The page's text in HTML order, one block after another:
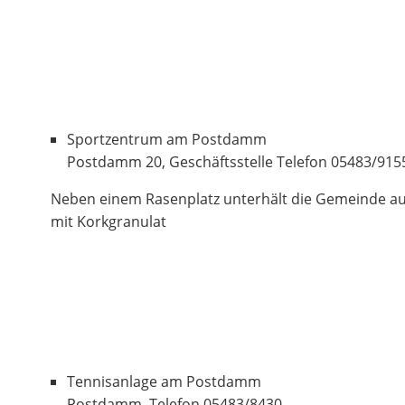
Sportzentrum am Postdamm
Postdamm 20, Geschäftsstelle Telefon 05483/
Neben einem Rasenplatz unterhält die Gemeinde
mit Korkgranulat
Tennisanlage am Postdamm